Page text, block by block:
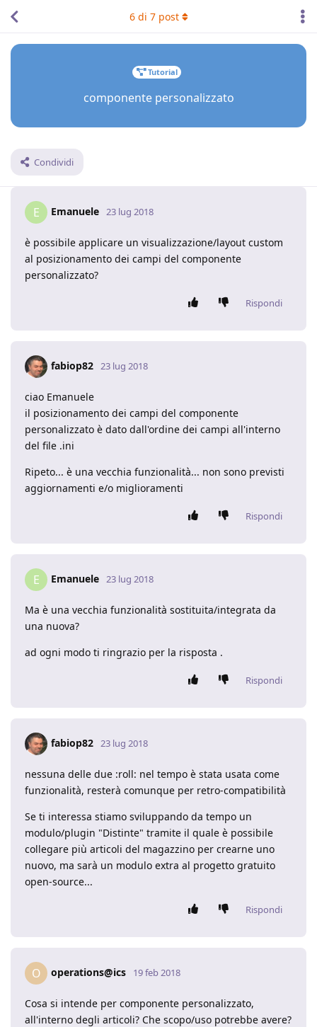
Tutorial
componente personalizzato
Condividi
6di 7post
E Emanuele 23 lug 2018
è possibile applicare un visualizzazione/layout custom
al posizionamento dei campi del componente
personalizzato?
Rispondi
fabiop82 23 lug 2018
ciao Emanuele
il posizionamento dei campi del componente
personalizzato è dato dall'ordine dei campi all'interno
del file .ini
Ripeto... è una vecchia funzionalità... non sono previsti
aggiornamenti e/o miglioramenti
Rispondi
E Emanuele 23 lug 2018
Ma è una vecchia funzionalità sostituita/integrata da
una nuova?
ad ogni modo ti ringrazio per la risposta .
Rispondi
fabiop82 23 lug 2018
nessuna delle due :roll: nel tempo è stata usata come
funzionalità, resterà comunque per retro-compatibilità
Se ti interessa stiamo sviluppando da tempo un
modulo/plugin "Distinte" tramite il quale è possibile
collegare più articoli del magazzino per crearne uno
nuovo, ma sarà un modulo extra al progetto gratuito
open-source...
Rispondi
O operations@ics 19 feb 2018
Cosa si intende per componente personalizzato,
all'interno degli articoli? Che scopo/uso potrebbe avere?